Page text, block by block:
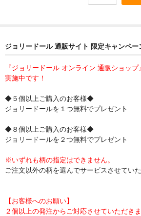
ジョリードール 通販サイト 限定キャンペー
『ジョリードール オンライン 通販ショッ
実施中です！
◆５個以上ご購入のお客様◆
ジョリードールを１つ無料でプレゼント
◆８個以上ご購入のお客様◆
ジョリードールを２つ無料でプレゼント
※いずれも柄の指定はできません。
ご注文以外の柄を選んでサービスさせていた
【お客様へのお願い】
２個以上の発注からご対応させていただきま